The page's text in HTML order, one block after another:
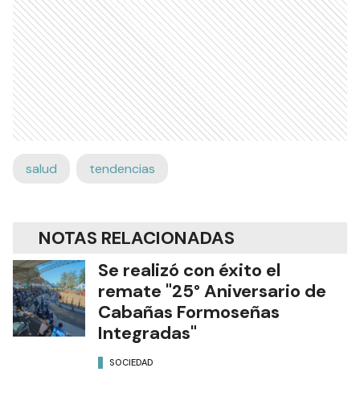
salud tendencias
NOTAS RELACIONADAS
Se realizó con éxito el
remate "25° Aniversario de
Cabañas Formoseñas
Integradas"
SOCIEDAD